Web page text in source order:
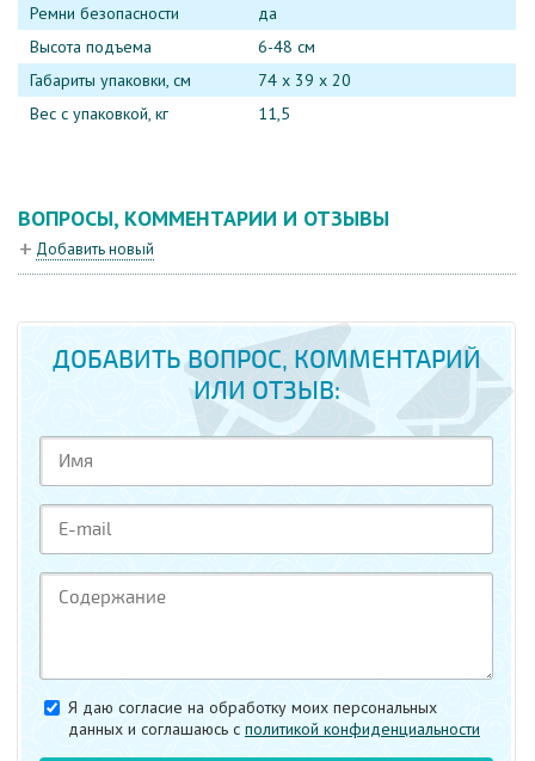
Ремни безопасности
да
Высота подъема
6-48 см
Габариты упаковки, см
74 х 39 х 20
Вес с упаковкой, кг
11,5
ВОПРОСЫ, КОММЕНТАРИИ И ОТЗЫВЫ
Добавить новый
ДОБАВИТЬ ВОПРОС, КОММЕНТАРИЙ
ИЛИ ОТЗЫВ:
Я даю согласие на обработку моих персональных
данных и соглашаюсь c политикой конфиденциальности